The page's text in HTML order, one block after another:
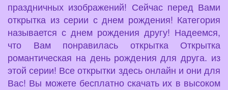
праздничных изображений! Сейчас перед Вами
открытка из серии с днем рождения! Категория
называется с днем рождения другу! Надеемся,
что Вам понравилась открытка Открытка
романтическая на день рождения для друга. из
этой серии! Все открытки здесь онлайн и они для
Вас! Вы можете бесплатно скачать их в высоком